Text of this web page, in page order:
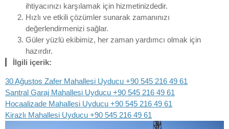
ihtiyacınızı karşılamak için hizmetinizdedir.
Hızlı ve etkili çözümler sunarak zamanınızı
değerlendirmenizi sağlar.
Güler yüzlü ekibimiz, her zaman yardımcı olmak için
hazırdır.
İlgili içerik:
30 Ağustos Zafer Mahallesi Uyducu +90 545 216 49 61
Santral Garaj Mahallesi Uyducu +90 545 216 49 61
Hocaalizade Mahallesi Uyducu +90 545 216 49 61
Kirazlı Mahallesi Uyducu +90 545 216 49 61